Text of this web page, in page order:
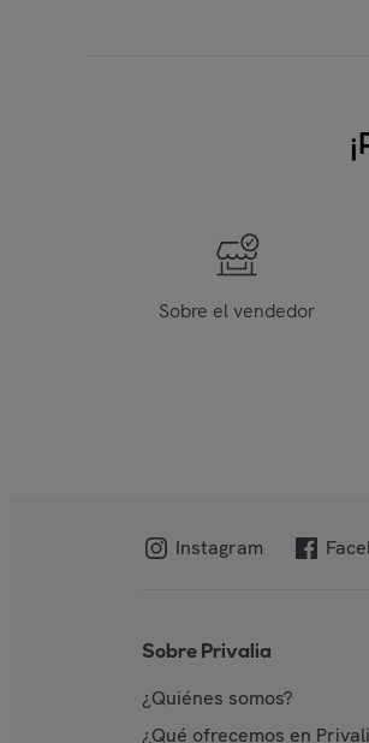
Sobre el vendedor
Instagram
Sobre Privalia
¿Quiénes somos?
¿Qué ofrecemos en